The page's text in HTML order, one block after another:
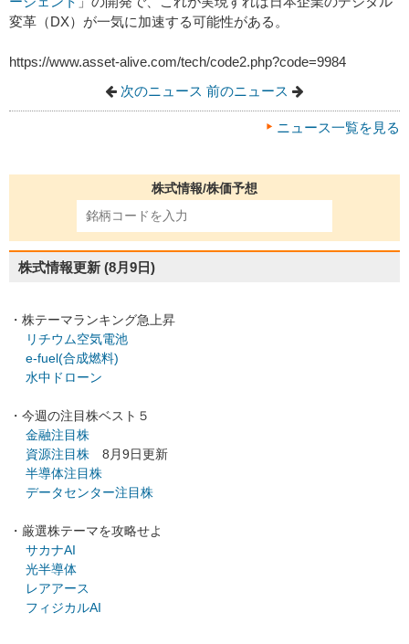
変革（DX）が一気に加速する可能性がある。
https://www.asset-alive.com/tech/code2.php?code=9984
次のニュース 前のニュース
ニュース一覧を見る
株式情報/株価予想
株式情報更新 (8月9日)
・株テーマランキング急上昇
リチウム空気電池
e-fuel(合成燃料)
水中ドローン
・今週の注目株ベスト５
金融注目株
資源注目株 8月9日更新
半導体注目株
データセンター注目株
・厳選株テーマを攻略せよ
サカナAI
光半導体
レアアース
フィジカルAI